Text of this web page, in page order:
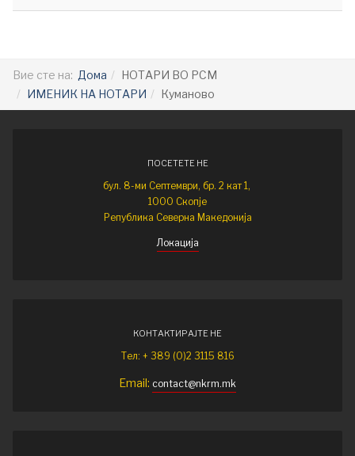
Вие сте на: Дома
НОТАРИ ВО РСМ
ИМЕНИК НА НОТАРИ
Куманово
ПОСЕТЕТЕ НЕ
бул. 8-ми Септември, бр. 2 кат 1,
1000 Скопје
Република Северна Македонија
Локација
КОНТАКТИРАЈТЕ НЕ
Тел: + 389 (0)2 3115 816
Email: contact@nkrm.mk